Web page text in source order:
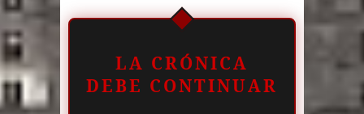
LA CRÓNICA
DEBE CONTINUAR